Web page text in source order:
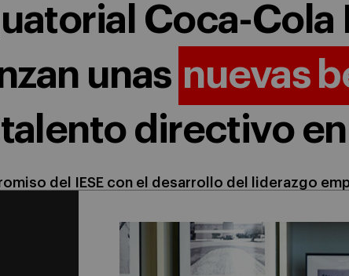
Coca-
unas nuevas
directivo
del IESE con el desarrollo del liderazgo